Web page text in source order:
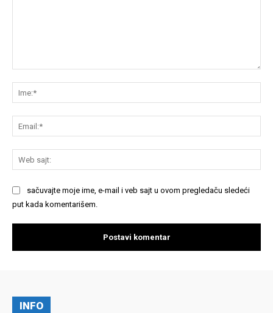
sačuvajte moje ime, e-mail i veb sajt u ovom pregledaču sledeći
put kada komentarišem.
INFO